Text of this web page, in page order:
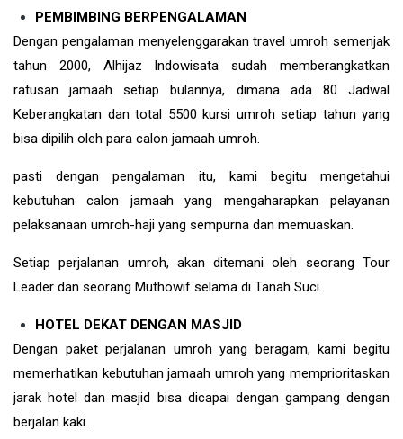
PEMBIMBING BERPENGALAMAN
Dengan pengalaman menyelenggarakan travel umroh semenjak
tahun 2000, Alhijaz Indowisata sudah memberangkatkan
ratusan jamaah setiap bulannya, dimana ada 80 Jadwal
Keberangkatan dan total 5500 kursi umroh setiap tahun yang
bisa dipilih oleh para calon jamaah umroh.
pasti dengan pengalaman itu, kami begitu mengetahui
kebutuhan calon jamaah yang mengaharapkan pelayanan
pelaksanaan umroh-haji yang sempurna dan memuaskan.
Setiap perjalanan umroh, akan ditemani oleh seorang Tour
Leader dan seorang Muthowif selama di Tanah Suci.
HOTEL DEKAT DENGAN MASJID
Dengan paket perjalanan umroh yang beragam, kami begitu
memerhatikan kebutuhan jamaah umroh yang memprioritaskan
jarak hotel dan masjid bisa dicapai dengan gampang dengan
berjalan kaki.